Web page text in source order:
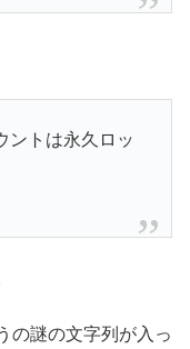
ントは永久ロッ
の謎の文字列が入っ